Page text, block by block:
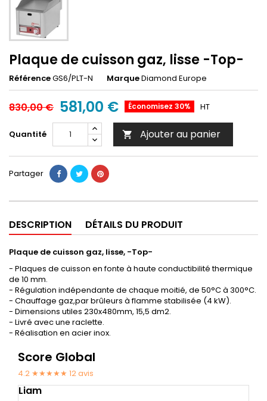
Plaque de cuisson gaz, lisse -Top-
RéférenceGS6/PLT-N MarqueDiamond Europe
830,00 € 581,00 € Économisez 30% HT
Quantité  Ajouter au panier
Partager
DESCRIPTION DÉTAILS DU PRODUIT
Plaque de cuisson gaz, lisse, -Top-
- Plaques de cuisson en fonte à haute conductibilité thermique
de 10 mm.
- Régulation indépendante de chaque moitié, de 50°C à 300°C.
- Chauffage gaz,par brûleurs à flamme stabilisée (4 kW).
- Dimensions utiles 230x480mm, 15,5 dm2.
- Livré avec une raclette.
- Réalisation en acier inox.
Score Global
4.2 ★★★★★ 12avis
Liam